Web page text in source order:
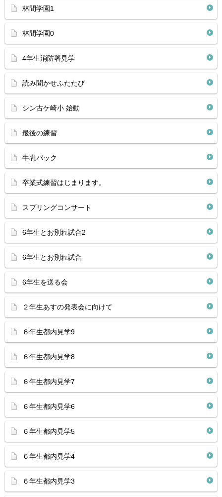
林間学園1
林間学園0
4年生消防署見学
読み聞かせふたたび
シン古ケ崎小 始動
最後の練習
牛乳パック
卒業式練習はじまります。
スプリングコンサート
6年生とお別れ試合2
6年生とお別れ試合
6年生を送る会
２年生あすの発表会に向けて
６年生都内見学9
６年生都内見学8
６年生都内見学7
６年生都内見学6
６年生都内見学5
６年生都内見学4
６年生都内見学3